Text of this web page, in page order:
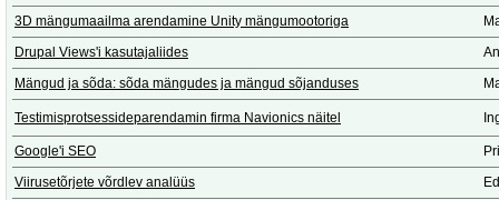
3D mängumaailma arendamine Unity mängumootoriga
Drupal Views'i kasutajaliides
Mängud ja sõda: sõda mängudes ja mängud sõjanduses
Testimisprotsessideparendamin firma Navionics näitel
Google'i SEO
Viirusetõrjete võrdlev analüüs